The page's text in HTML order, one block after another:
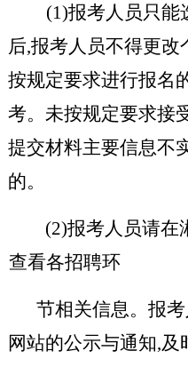
(1)报考人员只能
后,报考人员不得更
按规定要求进行报名
考。未按规定要求接
提交材料主要信息不
的。
(2)报考人员请在
查看各招聘环
节相关信息。报
网站的公示与通知,